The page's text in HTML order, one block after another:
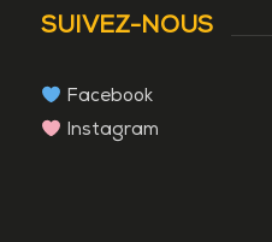
SUIVEZ-NOUS
Facebook
Instagram